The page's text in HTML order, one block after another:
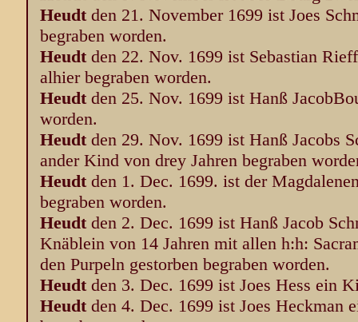
Heudt den 21. November 1699 ist Joes
begraben worden.
Heudt den 22. Nov. 1699 ist Sebastian
alhier begraben worden.
Heudt den 25. Nov. 1699 ist Hanß
worden.
Heudt den 29. Nov. 1699 ist Hanß Jacobs
ander Kind von drey Jahren begraben
Heudt den 1. Dec. 1699. ist der
begraben worden.
Heudt den 2. Dec. 1699 ist Hanß Jacob
Knäblein von 14 Jahren mit allen h:h:
den Purpeln gestorben begraben worden.
Heudt den 3. Dec. 1699 ist Joes Hess ein
Heudt den 4. Dec. 1699 ist Joes Heckman